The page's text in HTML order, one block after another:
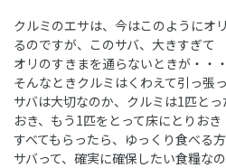
クルミのエサは、今はこのようにオ
るのですが、このサバ、大きすぎて
オリのすきまを通らないときが・・・
そんなときクルミはくわえて引っ張っ
サバは大切なのか、クルミは1匹と
おき、もう1匹をとって床にとりおき
すべてもらったら、ゆっくり食べる方
サバって、確実に確保したい食糧な